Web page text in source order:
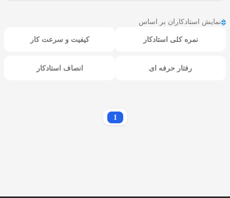
نمایش استادکاران بر اساس
نمره کلی استادکار کیفیت و سرعت کار
رفتار حرفه ای انصاف استادکار
1